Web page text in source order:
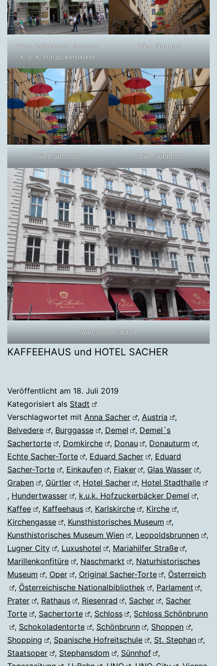
Wien Kaffeehaus, Gerstner
K. u. K. Hofzuckerbäcker
Wien Sünnhof
Wien Sünnhof Wien Sünnhof
Wien Hotel Sacher
KAFFEEHAUS und HOTEL SACHER
Veröffentlicht am 18. Juli 2019
Kategorisiert als Stadt
Verschlagwortet mit Anna Sacher , Austria
,
Belvedere
, Burggasse , Demel , Demel´s
Sachertorte
, Domkirche , Donau , Donauturm
,
Echte Sacher-Torte
, Eduard Sacher , Eduard
Sacher-Torte
, Einkaufen , Fiaker , Glas Wasser
,
Graben
, Gürtler , Hotel Sacher , Hotel Stadthalle
, Hundertwasser , k.u.k. Hofzuckerbäcker Demel
,
Kaffee
, Kaffeehaus , Karlskirche , Kirche
,
Kirchengasse
, Kunsthistorisches Museum
,
Kunsthistorisches Museum Wien
, Leopoldsbrunnen
,
Lugner City
, Luxushotel , Mariahilfer Straße
,
Marillenkonfitüre
, Naschmarkt , Naturhistorisches
Museum
, Oper , Original Sacher-Torte , Österreich
, Österreichische Nationalbibliothek , Parlament
,
Prater
, Rathaus , Riesenrad , Sacher , Sacher
Torte
, Sachertorte , Schloss , Schloss Schönbrunn
, Schokoladentorte , Schönbrunn , Shoppen
,
Shopping
, Spanische Hofreitschule , St. Stephan
,
Staatsoper
, Stephansdom , Sünnhof
,